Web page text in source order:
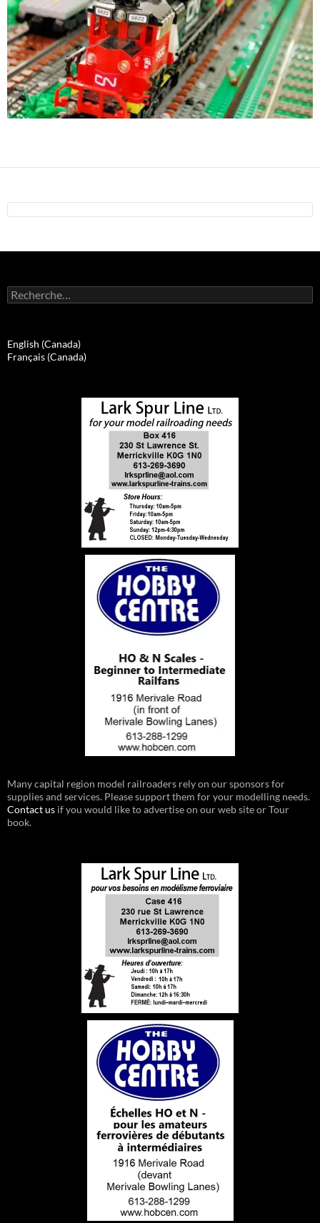
Rechercher :
English (Canada)
Français (Canada)
Many capital region model railroaders rely on our sponsors for
supplies and services. Please support them for your modelling needs.
Contact us if you would like to advertise on our web site or Tour
book.